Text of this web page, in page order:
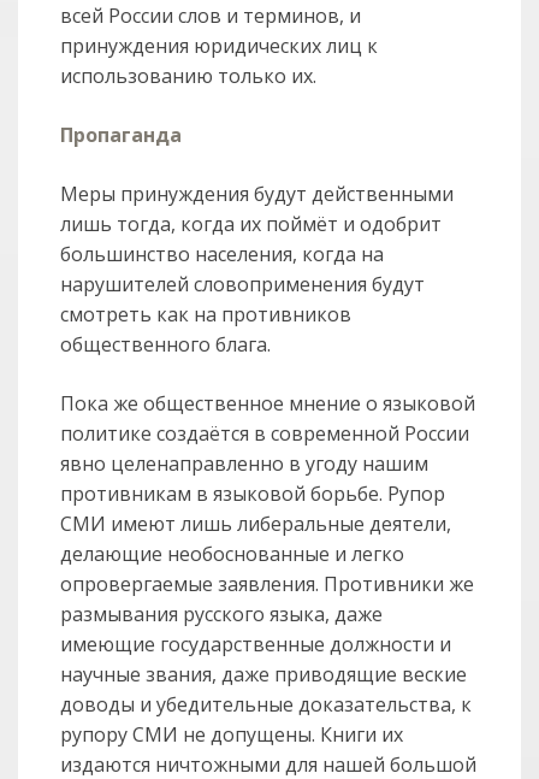
всей России слов и терминов, и
принуждения юридических лиц к
использованию только их.
Пропаганда
Меры принуждения будут действенными
лишь тогда, когда их поймёт и одобрит
большинство населения, когда на
нарушителей словоприменения будут
смотреть как на противников
общественного блага.
Пока же общественное мнение о языковой
политике создаётся в современной России
явно целенаправленно в угоду нашим
противникам в языковой борьбе. Рупор
СМИ имеют лишь либеральные деятели,
делающие необоснованные и легко
опровергаемые заявления. Противники же
размывания русского языка, даже
имеющие государственные должности и
научные звания, даже приводящие веские
доводы и убедительные доказательства, к
рупору СМИ не допущены. Книги их
издаются ничтожными для нашей большой